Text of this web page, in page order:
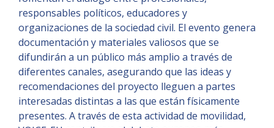
responsables políticos, educadores y
organizaciones de la sociedad civil. El evento genera
documentación y materiales valiosos que se
difundirán a un público más amplio a través de
diferentes canales, asegurando que las ideas y
recomendaciones del proyecto lleguen a partes
interesadas distintas a las que están físicamente
presentes. A través de esta actividad de movilidad,